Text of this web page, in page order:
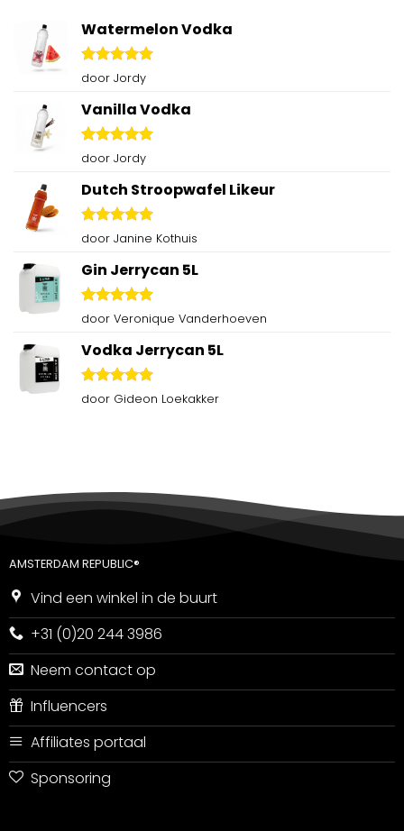
Watermelon Vodka
Gewaardeerd
door Jordy
Vanilla Vodka
Gewaardeerd
door Jordy
Dutch Stroopwafel Likeur
Gewaardeerd
door Janine Kothuis
Gin Jerrycan 5L
Gewaardeerd
door Veronique Vanderhoeven
Vodka Jerrycan 5L
Gewaardeerd
door Gideon Loekakker
AMSTERDAM REPUBLIC®
Vind een winkel in de buurt
+31 (0)20 244 3986
Neem contact op
Influencers
Affiliates portaal
Sponsoring